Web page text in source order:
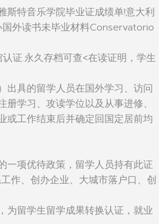
特音乐学院毕业证成绩单!意大利
外读书未毕业材料Conservatorio
证.永久存档可查<在读证明，学生
出具的留学人员在国外学习、访问
学习、攻读学位以及从事进修、
或工作结束后并确定回国定居前均
一项优待政策，留学人员持有此证
作、创办企业、大城市落户口、创
为留学生留学成果转换认证，就业